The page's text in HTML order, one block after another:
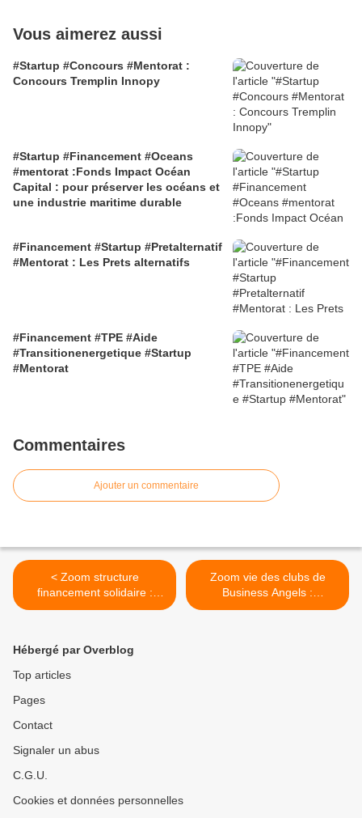
Vous aimerez aussi
#Startup #Concours #Mentorat :
Concours Tremplin Innopy
#Startup #Financement #Oceans
#mentorat :Fonds Impact Océan
Capital : pour préserver les océans et
une industrie maritime durable
#Financement #Startup #Pretalternatif
#Mentorat : Les Prets alternatifs
#Financement #TPE #Aide
#Transitionenergetique #Startup
#Mentorat
Commentaires
Ajouter un commentaire
< Zoom structure
financement solidaire :
fondation
Zoom vie des clubs de
Business Angels :
LEONARDO >
Hébergé par Overblog
Top articles
Pages
Contact
Signaler un abus
C.G.U.
Cookies et données personnelles